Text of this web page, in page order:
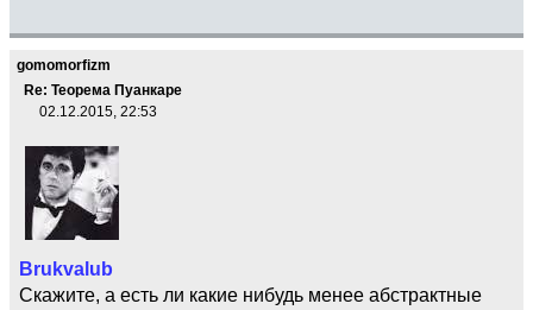
gomomorfizm
Re: Теорема Пуанкаре
02.12.2015, 22:53
Brukvalub
Скажите, а есть ли какие нибудь менее абстрактные